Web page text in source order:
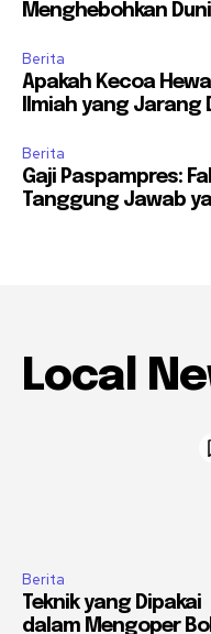
Menghebohkan
Berita
Apakah Kecoa
Ilmiah yang Jarang
Berita
Gaji Paspampres:
Tanggung Jawab
Local
Berita
Teknik yang Dipakai
dalam Mengoper